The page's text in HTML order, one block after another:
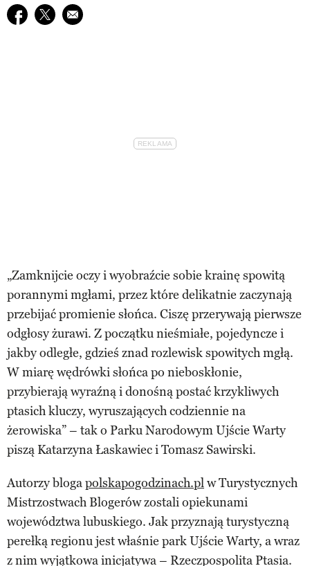
Udostępnij na facebook
Udostępnij na twitter
E-mail do przyjaciela
„Zamknijcie oczy i wyobraźcie sobie krainę spowitą
porannymi mgłami, przez które delikatnie zaczynają
przebijać promienie słońca. Ciszę przerywają pierwsze
odgłosy żurawi. Z początku nieśmiałe, pojedyncze i
jakby odległe, gdzieś znad rozlewisk spowitych mgłą.
W miarę wędrówki słońca po nieboskłonie,
przybierają wyraźną i donośną postać krzykliwych
ptasich kluczy, wyruszających codziennie na
żerowiska” – tak o Parku Narodowym Ujście Warty
piszą Katarzyna Łaskawiec i Tomasz Sawirski.
Autorzy blogapolskapogodzinach.plw Turystycznych
Mistrzostwach Blogerów zostali opiekunami
województwa lubuskiego. Jak przyznają turystyczną
perełką regionu jest właśnie park Ujście Warty, a wraz
z nim wyjątkowa inicjatywa – Rzeczpospolita Ptasia.